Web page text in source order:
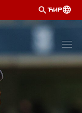
ЋИР